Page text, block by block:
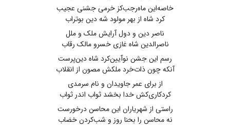
خاصه‌این ماه‌رجب‌کز خرمی جشنی عجیب
کرد شاه از بهر مولود شه دین بوتراب
ناصر دین و دول آرایش ملک و ملل
ناصرالدین شاه غازی خسرو مالک رقاب
رسم این جشن نوآیین‌کرد شاه دین‌پرست
آنکه چون ذات‌خرد ملکش مصون از انقلاب
از برای عمر جاویدان و نام سرمدی
کردکاری‌کش خدا بخشد ثواب اندر ثواب
راستی از شهریاران این محاسن درخورست
نه محاسن را بحنا روز و شب‌کردن خضاب